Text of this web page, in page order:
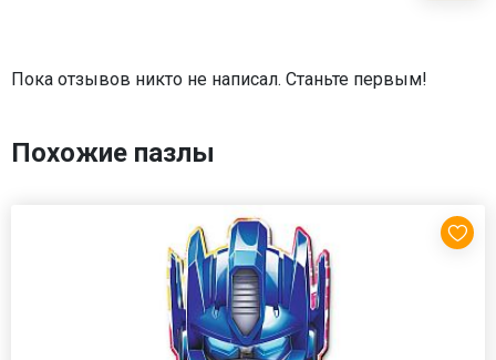
Пока отзывов никто не написал. Станьте первым!
Похожие пазлы